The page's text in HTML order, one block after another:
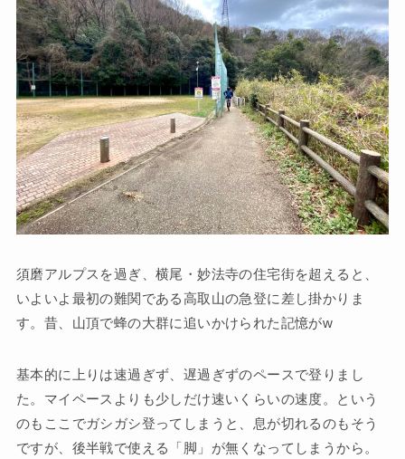
須磨アルプスを過ぎ、横尾・妙法寺の住宅街を超えると、
いよいよ最初の難関である高取山の急登に差し掛かりま
す。昔、山頂で蜂の大群に追いかけられた記憶がw
基本的に上りは速過ぎず、遅過ぎずのペースで登りまし
た。マイペースよりも少しだけ速いくらいの速度。という
のもここでガシガシ登ってしまうと、息が切れるのもそう
ですが、後半戦で使える「脚」が無くなってしまうから。